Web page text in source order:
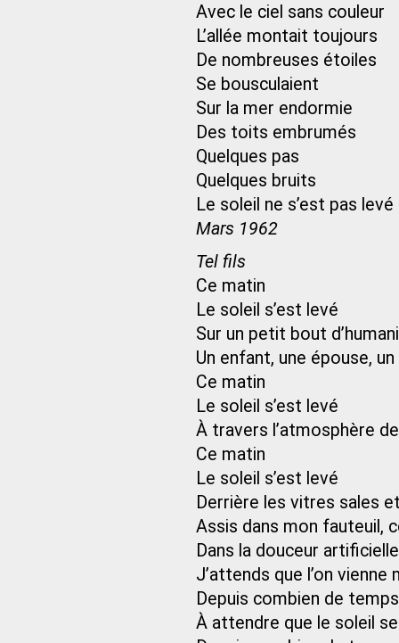
Avec le ciel sans couleur
L’allée montait toujours
De nombreuses étoiles
Se bousculaient
Sur la mer endormie
Des toits embrumés
Quelques pas
Quelques bruits
Le soleil ne s’est pas levé
Mars 1962
Tel fils
Ce matin
Le soleil s’est levé
Sur un petit bout
Un enfant, une épouse,
Ce matin
Le soleil s’est levé
À travers l’atmosphère
Ce matin
Le soleil s’est levé
Derrière les vitres sales
Assis dans mon fauteuil,
Dans la douceur
J’attends que l’on vienne
Depuis combien de
À attendre que le soleil